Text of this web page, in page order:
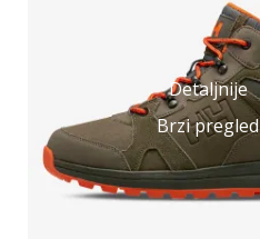
Detaljnije
Brzi pregled